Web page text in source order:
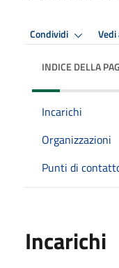
Condividi Vedi
INDICE DELLA
Incarichi
Organizzazioni
Punti di
Incarichi